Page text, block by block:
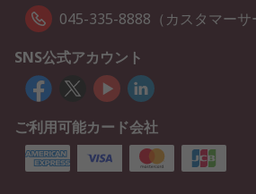
045-335-8888（カスタマーサ
SNS公式アカウント
ご利用可能カード会社